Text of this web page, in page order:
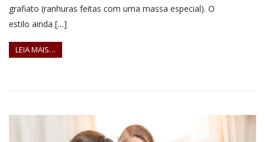
grafiato (ranhuras feitas com uma massa especial). O
estilo ainda […]
LEIA MAIS…